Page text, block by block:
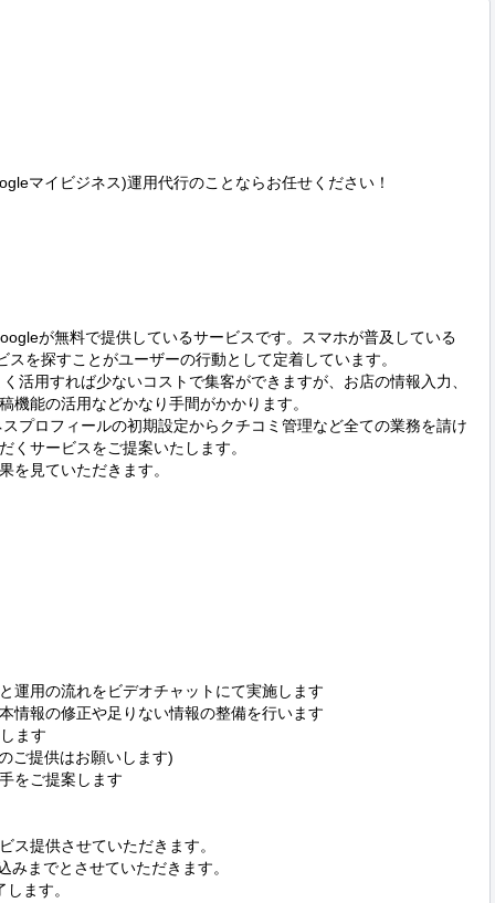
マイビジネス)運用代行のことならお任せください！
が無料で提供しているサービスです。スマホが普及している
を探すことがユーザーの行動として定着しています。
活用すれば少ないコストで集客ができますが、お店の情報入力、
機能の活用などかなり手間がかかります。
プロフィールの初期設定からクチコミ管理など全ての業務を請け
くサービスをご提案いたします。
を見ていただきます。
運用の流れをビデオチャットにて実施します
情報の修正や足りない情報の整備を行います
ます
ご提供はお願いします)
をご提案します
ス提供させていただきます。
までとさせていただきます。
ます。